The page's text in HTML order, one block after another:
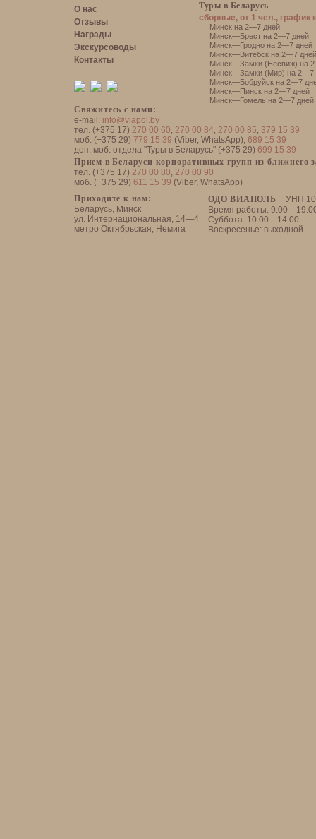
О нас
Отзывы
Награды
Экскурсоводы
Контакты
Свяжитесь с нами:
e-mail: info@viapol.by
тел. (+375 17) 270 00 60, 270 00 84, 270 00 85, 379 15 39
моб. (+375 29) 779 15 39 (Viber, WhatsApp), 689 15 39
доп. моб. отдела "Туры в Беларусь" (+375 29) 699 15 39
Прием в Беларуси корпоративных групп из ближнего
тел. (+375 17) 270 00 80, 270 00 90
моб. (+375 29) 611 15 39 (Viber, WhatsApp)
ОДО ВИАПОЛЬ
УНП
Время работы:
Суббота: 10.00—14.00
Воскресенье: выходной
Приходите к нам:
Беларусь, Минск
ул. Интернациональная, 14—4
метро Октябрьская, Немига
Туры в Беларусь
сборные, от 1 чел., график
Минск на 2—7 дней
Минск—Брест на 2—7 дней
Минск—Гродно на 2—7 дней
Минск—Витебск на 2—7 дней
Минск—Замки (Несвиж) на
Минск—Замки (Мир) на 2—7
Минск—Бобруйск на 2—7
Минск—Пинск на 2—7 дней
Минск—Гомель на 2—7 дней